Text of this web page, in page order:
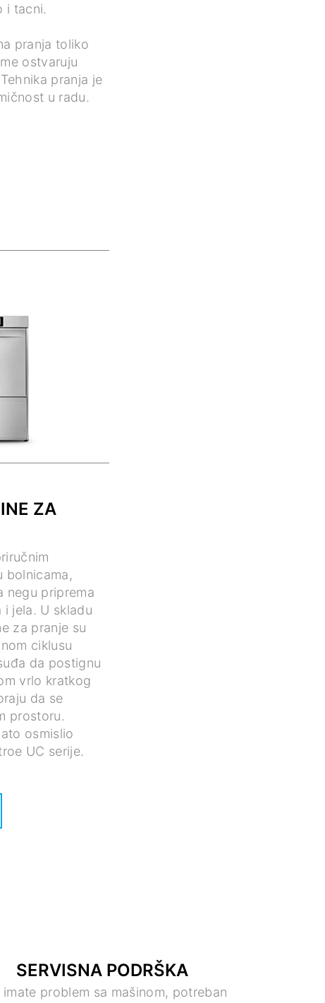
i tacni.
pranja toliko
ostvaruju
pranja je
u radu.
ZA
bolnicama,
negu priprema
jela. U skladu
za pranje su
ciklusu
da postignu
vrlo kratkog
da se
prostoru.
osmislio
UC serije.
SERVISNA PODRŠKA
imate problem sa mašinom, potreban